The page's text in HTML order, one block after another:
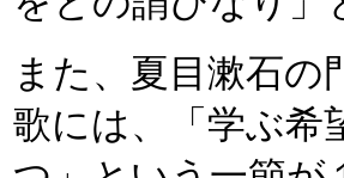
また、夏目漱石
歌には、「学ぶ希